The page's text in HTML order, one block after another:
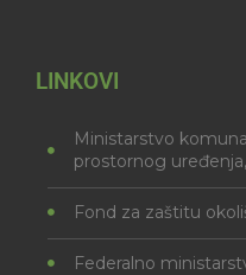
LINKOVI
Ministarstvo
prostornog
Fond za zaštitu
Federalno